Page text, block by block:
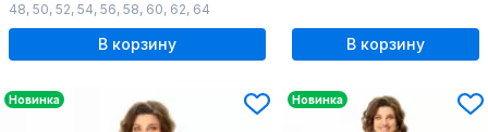
48, 50, 52, 54, 56, 58, 60, 62, 64
В корзину В корзину
Новинка Новинка